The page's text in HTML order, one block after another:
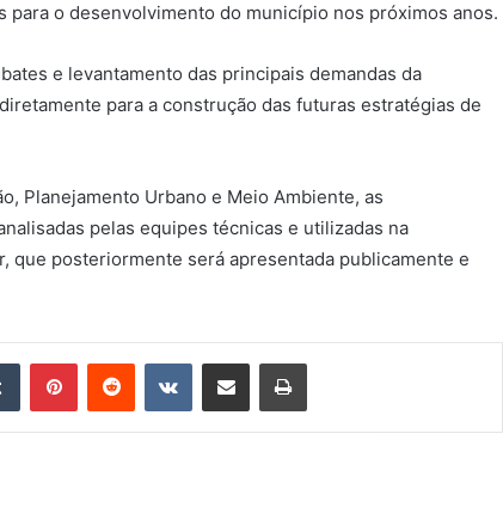
o desenvolvimento do município nos próximos anos.
e levantamento das principais demandas da
para a construção das futuras estratégias de
Planejamento Urbano e Meio Ambiente, as
pelas equipes técnicas e utilizadas na
que posteriormente será apresentada publicamente e
Tumblr PinterestReddit VK Compartilhar via e-mail Imprimir